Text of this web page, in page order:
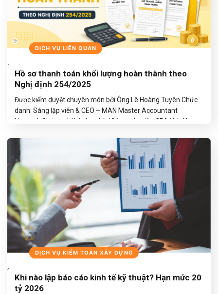
BLOGS
,
DỊCH VỤ LIÊN QUAN
Hồ sơ thanh toán khối lượng hoàn thành theo
Nghị định 254/2025
Được kiểm duyệt chuyên môn bởi Ông Lê Hoàng Tuyên Chức
danh: Sáng lập viên & CEO – MAN Master Accountant
Network Chứng chỉ hành nghề: Kiểm toán viên CPA Việt Nam
Tư vấn Tài chính Lưu ý: Nội dung được biên…
TIẾP TỤC ĐỌC
BLOGS
,
DỊCH VỤ KIỂM TOÁN XÂY DỰNG
Khi nào lập báo cáo kinh tế kỹ thuật? Hạn mức 20
tỷ 2026